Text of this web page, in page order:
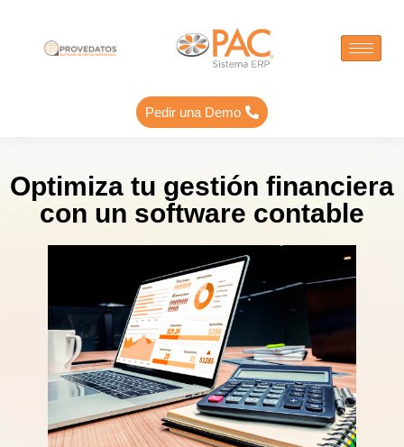
Pedir una Demo
Optimiza tu gestión financiera
con un software contable